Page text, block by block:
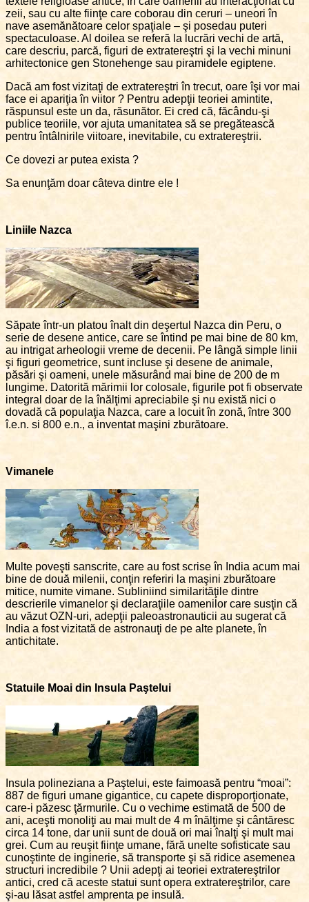
zeii, sau cu alte fiinţe care coborau din ceruri – uneori în
nave asemănătoare celor spaţiale – şi posedau puteri
spectaculoase. Al doilea se referă la lucrări vechi de artă,
care descriu, parcă, figuri de extratereştri şi la vechi minuni
arhitectonice gen Stonehenge sau piramidele egiptene.
Dacă am fost vizitaţi de extratereştri în trecut, oare îşi vor mai
face ei apariţia în viitor ? Pentru adepţii teoriei amintite,
răspunsul este un da, răsunător. Ei cred că, făcându-şi
publice teoriile, vor ajuta umanitatea să se pregătească
pentru întâlnirile viitoare, inevitabile, cu extratereştrii.
Ce dovezi ar putea exista ?
Sa enunţăm doar câteva dintre ele !
Liniile Nazca
Săpate într-un platou înalt din deşertul Nazca din Peru, o
serie de desene antice, care se întind pe mai bine de 80 km,
au intrigat arheologii vreme de decenii. Pe lângă simple linii
şi figuri geometrice, sunt incluse şi desene de animale,
păsări şi oameni, unele măsurând mai bine de 200 de m
lungime. Datorită mărimii lor colosale, figurile pot fi observate
integral doar de la înălţimi apreciabile şi nu există nici o
dovadă că populaţia Nazca, care a locuit în zonă, între 300
î.e.n. si 800 e.n., a inventat maşini zburătoare.
Vimanele
Multe poveşti sanscrite, care au fost scrise în India acum mai
bine de două milenii, conţin referiri la maşini zburătoare
mitice, numite vimane. Subliniind similarităţile dintre
descrierile vimanelor şi declaraţiile oamenilor care susţin că
au văzut OZN-uri, adepţii paleoastronauticii au sugerat că
India a fost vizitată de astronauţi de pe alte planete, în
antichitate.
Statuile Moai din Insula Paştelui
Insula polineziana a Paştelui, este faimoasă pentru “moai”:
887 de figuri umane gigantice, cu capete disproporţionate,
care-i păzesc ţărmurile. Cu o vechime estimată de 500 de
ani, aceşti monoliţi au mai mult de 4 m înălţime şi cântăresc
circa 14 tone, dar unii sunt de două ori mai înalţi şi mult mai
grei. Cum au reuşit fiinţe umane, fără unelte sofisticate sau
cunoştinte de inginerie, să transporte şi să ridice asemenea
structuri incredibile ? Unii adepţi ai teoriei extratereştrilor
antici, cred că aceste statui sunt opera extratereştrilor, care
şi-au lăsat astfel amprenta pe insulă.